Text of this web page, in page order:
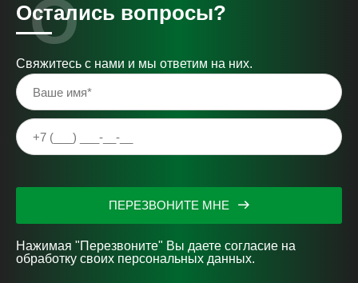
Остались вопросы?
Свяжитесь с нами и мы ответим на них.
ПЕРЕЗВОНИТЕ МНЕ
Нажимая "Перезвоните" Вы даете согласие на
обработку своих персональных данных.